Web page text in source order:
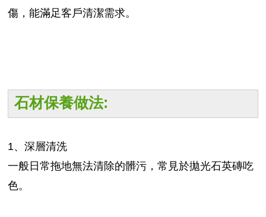
傷，能滿足客戶清潔需求。
石材保養做法:
1、深層清洗
一般日常拖地無法清除的髒污，常見於拋光石英磚吃
色。